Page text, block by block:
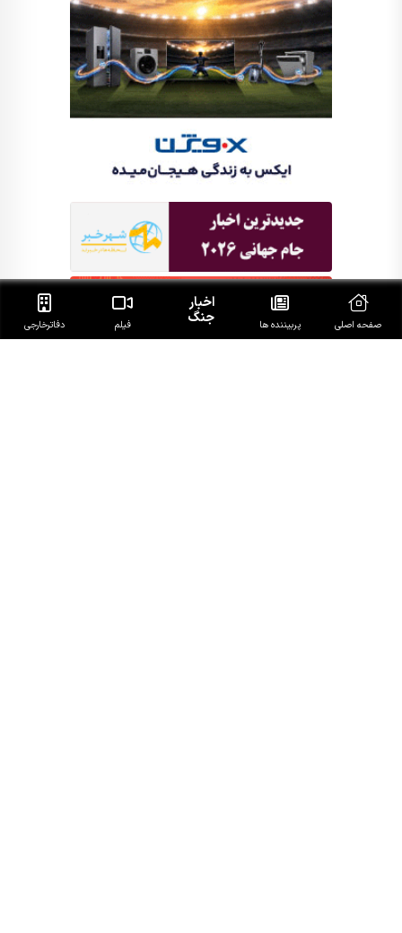
صفحه اصلی پربیننده ها
اخبار
جنگ فیلم دفاتر‌خارجی